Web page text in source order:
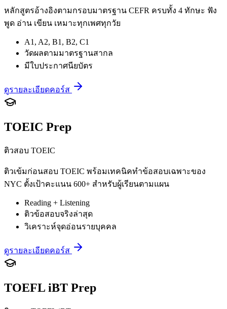
หลักสูตรอ้างอิงตามกรอบมาตรฐาน CEFR ครบทั้ง 4 ทักษะ ฟัง
พูด อ่าน เขียน เหมาะทุกเพศทุกวัย
A1, A2, B1, B2, C1
วัดผลตามมาตรฐานสากล
มีใบประกาศนียบัตร
ดูรายละเอียดคอร์ส
TOEIC Prep
ติวสอบ TOEIC
ติวเข้มก่อนสอบ TOEIC พร้อมเทคนิคทำข้อสอบเฉพาะของ
NYC ตั้งเป้าคะแนน 600+ สำหรับผู้เรียนตามแผน
Reading + Listening
ติวข้อสอบจริงล่าสุด
วิเคราะห์จุดอ่อนรายบุคคล
ดูรายละเอียดคอร์ส
TOEFL iBT Prep